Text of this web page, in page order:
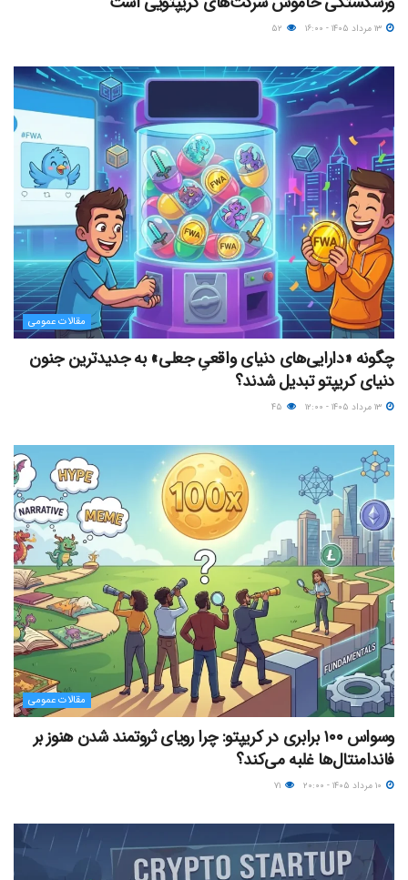
مقالات عمومی
چگونه «دارایی‌های دنیای واقعیِ جعلی» به جدیدترین جنون
دنیای کریپتو تبدیل شدند؟
مقالات عمومی
وسواس ۱۰۰ برابری در کریپتو: چرا رویای ثروتمند شدن هنوز بر
فاندامنتال‌ها غلبه می‌کند؟